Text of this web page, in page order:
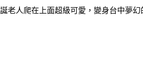
人爬在上面超級可愛，變身台中夢